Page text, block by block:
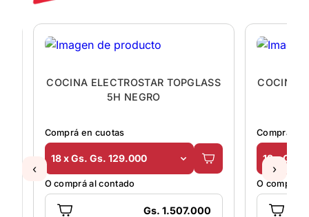
COCINA ELECTROSTAR TOPGLASS
5H NEGRO
Comprá en cuotas
18 x Gs. Gs. 129.000
O comprá al contado
Gs. 1.507.000
COCINA
Comprá en
18 x Gs.
O comprá
‹ ›